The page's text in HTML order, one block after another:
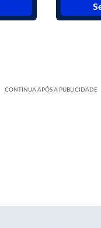
CONTINUA APÓS A PUBLICIDADE